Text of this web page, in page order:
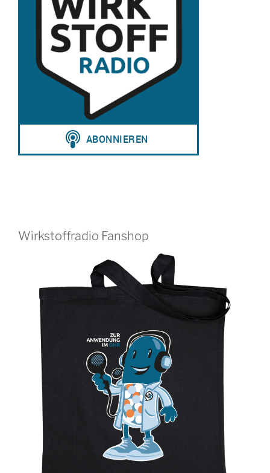
Wirkstoffradio Fanshop